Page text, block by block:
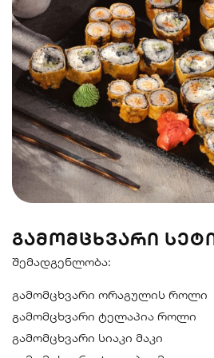
სენდვიჩი ნიგირები
პოკე & ბურიტო
სუპები და
სალათები
ᲒᲐᲛᲝᲛᲪᲮᲕᲐᲠᲘ
შემადგენლობა:
გამომცხვარი ორაგულის როლი
გამომცხვარი ტელაპია როლი
გამომცხვარი სიაკი მაკი